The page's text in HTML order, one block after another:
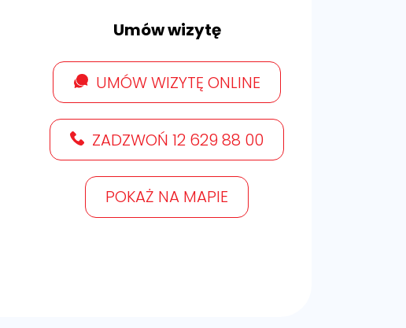
Umów wizytę
UMÓW WIZYTĘ ONLINE
ZADZWOŃ 12 629 88 00
POKAŻ NA MAPIE